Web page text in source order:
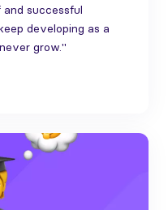
successful
developing as a
grow."